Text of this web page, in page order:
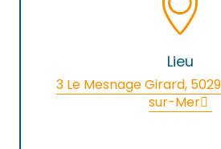
Lieu
3 Le Mesnage Girard,
sur-Mer